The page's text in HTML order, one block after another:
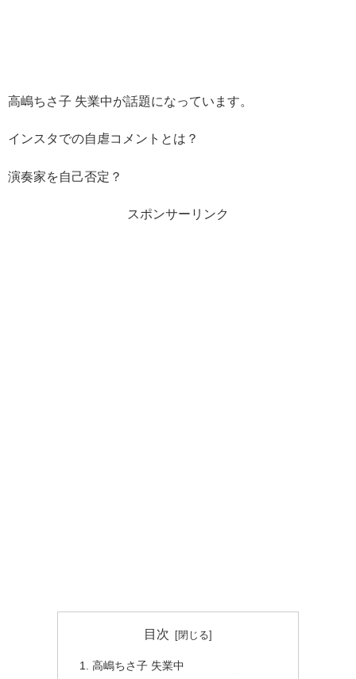
高嶋ちさ子 失業中が話題になっています。
インスタでの自虐コメントとは？
演奏家を自己否定？
スポンサーリンク
目次
高嶋ちさ子 失業中